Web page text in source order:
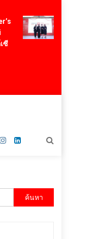
Vitafoods
สารสกัดไทย ชู
ค้นหา